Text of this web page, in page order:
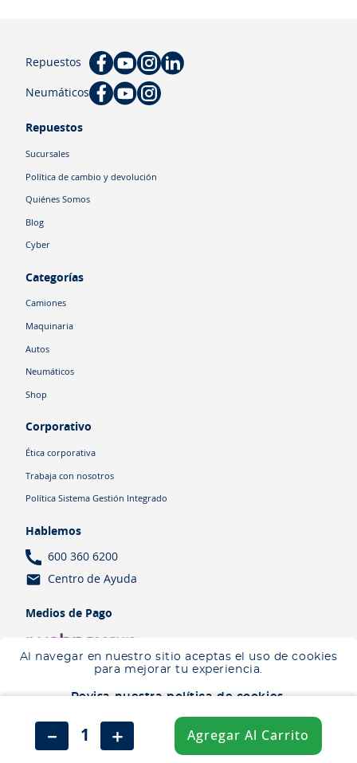
Al navegar en nuestro sitio aceptas el uso de cookies
para mejorar tu experiencia.
Revisa nuestra política de cookies.
Aceptar
No aceptar
＋
－ Agregar Al Carrito
Repuestos
Neumáticos
Repuestos
Sucursales
Política de cambio y devolución
Quiénes Somos
Blog
Cyber
Categorías
Camiones
Maquinaria
Autos
Neumáticos
Shop
Corporativo
Ética corporativa
Trabaja con nosotros
Política Sistema Gestión Integrado
Hablemos
600 360 6200
Centro de Ayuda
Medios de Pago
Salfa 2026 | Todos los derechos reservados
Política de cookies Política de privacidad